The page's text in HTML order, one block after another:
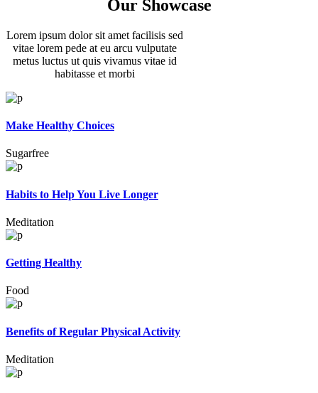
Our Showcase
Lorem ipsum dolor sit amet facilisis sed
vitae lorem pede at eu arcu vulputate
metus luctus ut quis vivamus vitae id
habitasse et morbi
Make Healthy Choices
Sugarfree
Habits to Help You Live Longer
Meditation
Getting Healthy
Food
Benefits of Regular Physical Activity
Meditation